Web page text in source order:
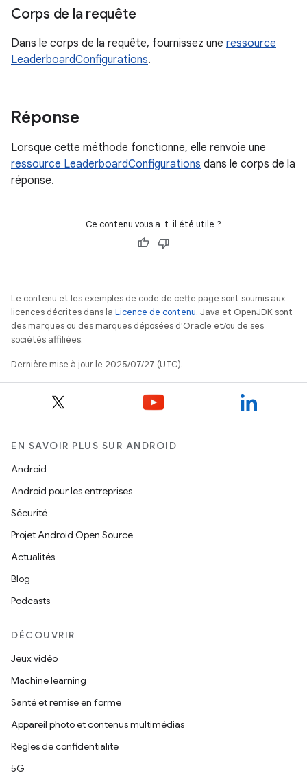
Corps de la requête
Dans le corps de la requête, fournissez une ressource
LeaderboardConfigurations.
Réponse
Lorsque cette méthode fonctionne, elle renvoie une
ressource LeaderboardConfigurations dans le corps de la
réponse.
Ce contenu vous a-t-il été utile ?
Le contenu et les exemples de code de cette page sont soumis aux
licences décrites dans la Licence de contenu. Java et OpenJDK sont
des marques ou des marques déposées d'Oracle et/ou de ses
sociétés affiliées.
Dernière mise à jour le 2025/07/27 (UTC).
EN SAVOIR PLUS SUR ANDROID
Android
Android pour les entreprises
Sécurité
Projet Android Open Source
Actualités
Blog
Podcasts
DÉCOUVRIR
Jeux vidéo
Machine learning
Santé et remise en forme
Appareil photo et contenus multimédias
Règles de confidentialité
5G